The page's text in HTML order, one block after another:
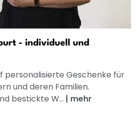
- individuell und
personalisierte Geschenke für
und deren Familien.
bestickte W... | mehr